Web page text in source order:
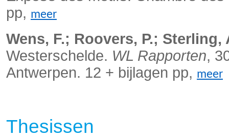
pp, meer
Wens, F.; Roovers, P.; Sterling,
Westerschelde. WL Rapporten,
Antwerpen. 12 + bijlagen pp, meer
Thesissen